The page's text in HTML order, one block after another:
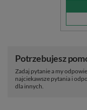
Potrzebujesz
Zadaj pytanie a my
najciekawsze pytania i
dla innych.